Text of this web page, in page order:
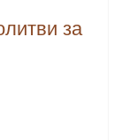
за